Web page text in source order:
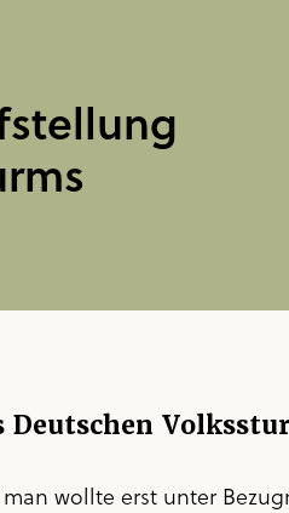
wollte erst unter